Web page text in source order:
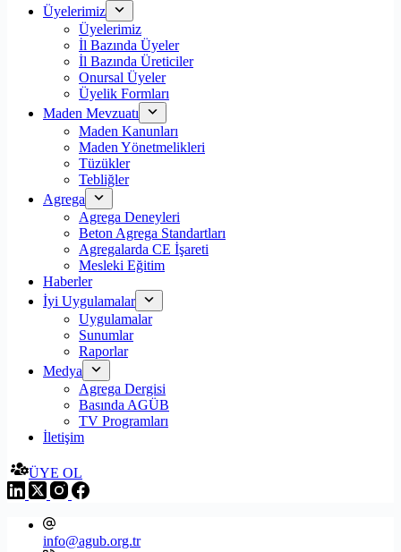
Üyelerimiz
Üyelerimiz
İl Bazında Üyeler
İl Bazında Üreticiler
Onursal Üyeler
Üyelik Formları
Maden Mevzuatı
Maden Kanunları
Maden Yönetmelikleri
Tüzükler
Tebliğler
Agrega
Agrega Deneyleri
Beton Agrega Standartları
Agregalarda CE İşareti
Mesleki Eğitim
Haberler
İyi Uygulamalar
Uygulamalar
Sunumlar
Raporlar
Medya
Agrega Dergisi
Basında AGÜB
TV Programları
İletişim
ÜYE OL
info@agub.org.tr